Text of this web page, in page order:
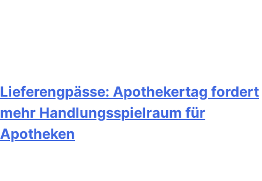
Lieferengpässe: Apothekertag fordert
mehr Handlungsspielraum für
Apotheken